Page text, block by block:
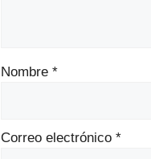
Nombre *
Correo electrónico *